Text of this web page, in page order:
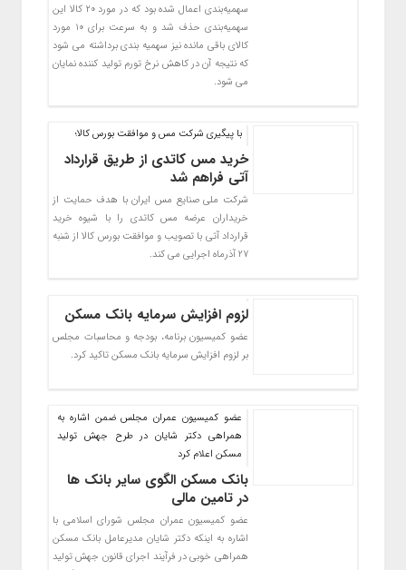
سهمیه‌بندی اعمال شده بود که در مورد ۲۰ کالا این
سهمیه‌بندی حذف شد و به سرعت برای ۱۰ مورد
کالای باقی مانده نیز سهمیه بندی برداشته می شود
که نتیجه آن در کاهش نرخ تورم تولید کننده نمایان
می شود.
با پیگیری شرکت مس و موافقت بورس کالا؛
خرید مس کاتدی از طریق قرارداد
آتی فراهم شد
شرکت ملی صنایع مس ایران با هدف حمایت از
خریداران عرضه مس کاتدی را با شیوه خرید
قرارداد آتی با تصویب و موافقت بورس کالا از شنبه
27 آذرماه اجرایی می کند.
لزوم افزایش سرمایه بانک مسکن
عضو کمیسیون برنامه، بودجه و محاسبات مجلس
بر لزوم افزایش سرمایه بانک مسکن تاکید کرد.
عضو کمیسیون عمران مجلس ضمن اشاره به
همراهی دکتر شایان در طرح جهش تولید
مسکن اعلام کرد
بانک مسکن الگوی سایر بانک ها
در تامین مالی
عضو کمیسیون عمران مجلس شورای اسلامی با
اشاره به اینکه دکتر شایان مدیرعامل بانک مسکن
همراهی خوبی در فرآیند اجرای قانون جهش تولید